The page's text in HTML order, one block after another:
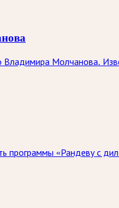
Владимира Молчанова.
программы «Рандеву с